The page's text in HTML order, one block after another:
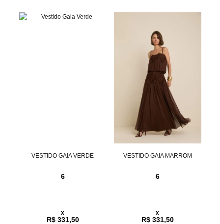
VESTIDO GAIA VERDE
6
x
R$ 331,50
VESTIDO GAIA MARROM
6
x
R$ 331,50